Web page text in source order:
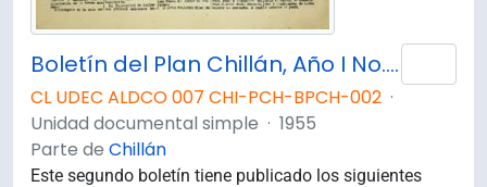
Boletín del Plan Chillán, Año I No.2 Marzo - Abril 1955.
CL UDEC ALDCO 007 CHI-PCH-BPCH-002 ·
Unidad documental simple · 1955
Parte de Chillán
Este segundo boletín tiene publicado los siguientes